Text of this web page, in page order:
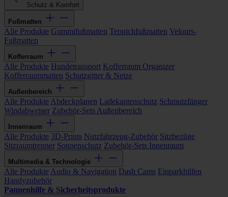
Schutz & Komfort
Fußmatten
Alle Produkte Gummifußmatten Teppichfußmatten Velours-
Fußmatten
Kofferraum
Alle Produkte Hundetransport Kofferraum Organizer
Kofferraummatten Schutzgitter & Netze
Außenbereich
Alle Produkte Abdeckplanen Ladekantenschutz Schmutzfänger
Windabweiser Zubehör-Sets Außenbereich
Innenraum
Alle Produkte 3D-Prints Nutzfahrzeug-Zubehör Sitzbezüge
Sitzraumtrenner Sonnenschutz Zubehör-Sets Innenraum
Multimedia & Technologie
Alle Produkte Audio & Navigation Dash Cams Einparkhilfen
Handyzubehör
Pannenhilfe & Sicherheitsprodukte